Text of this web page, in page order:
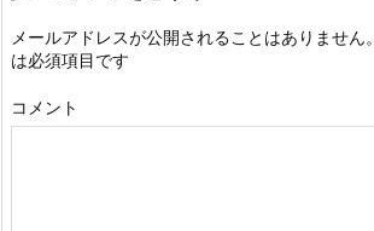
メールアドレスが公開されることはありません。
は必須項目です
コメント